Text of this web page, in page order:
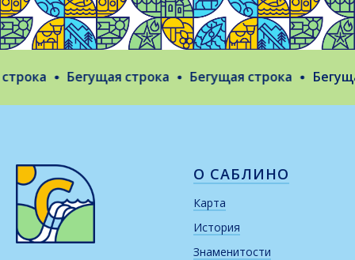
Бегущая строка Бегущая строка Бегущая
О САБЛИНО
Карта
История
Знаменитости